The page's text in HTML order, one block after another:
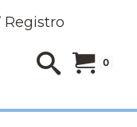
Registro
0